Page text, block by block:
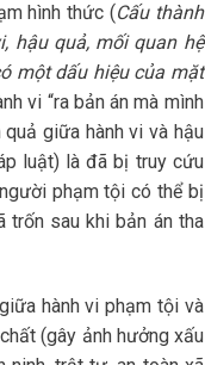
hình thức (Cấu thành
hậu quả, mối quan hệ
một dấu hiệu của mặt
vi “ra bản án mà mình
giữa hành vi và hậu
luật) là đã bị truy cứu
phạm tội có thể bị
trốn sau khi bản án tha
hành vi phạm tội và
(gây ảnh hưởng xấu